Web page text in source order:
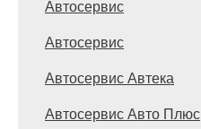
Автосервис
Автосервис
Автосервис Автека
Автосервис Авто Плюс